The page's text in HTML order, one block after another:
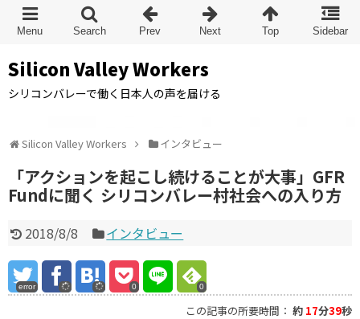
Silicon Valley Workers
シリコンバレーで働く日本人の声を届ける
Silicon Valley Workers インタビュー
「アクションを起こし続けることが大事」GFR
Fundに聞く シリコンバレー村社会への入り方
2018/8/8 インタビュー
error 0 0
この記事の所要時間： 約 17分39秒